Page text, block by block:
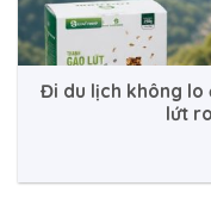
Đi du lịch không lo
lứt